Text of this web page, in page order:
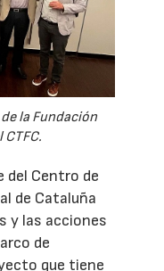
la Fundación
del Centro de
de Cataluña
y las acciones
de
que tiene